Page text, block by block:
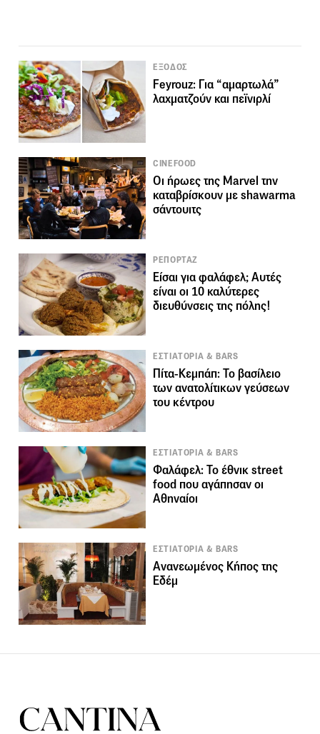
ΕΞΟΔΟΣ
Feyrouz: Για “αμαρτωλά”
λαχματζούν και πεϊνιρλί
CINEFOOD
Οι ήρωες της Marvel την
καταβρίσκουν με shawarma
σάντουιτς
ΡΕΠΟΡΤΑΖ
Είσαι για φαλάφελ; Αυτές
είναι οι 10 καλύτερες
διευθύνσεις της πόλης!
ΕΣΤΙΑΤΟΡΙΑ & BARS
Πίτα-Κεμπάπ: Το βασίλειο
των ανατολίτικων γεύσεων
του κέντρου
ΕΣΤΙΑΤΟΡΙΑ & BARS
Φαλάφελ: Το έθνικ street
food που αγάπησαν οι
Αθηναίοι
ΕΣΤΙΑΤΟΡΙΑ & BARS
Ανανεωμένος Κήπος της
Εδέμ